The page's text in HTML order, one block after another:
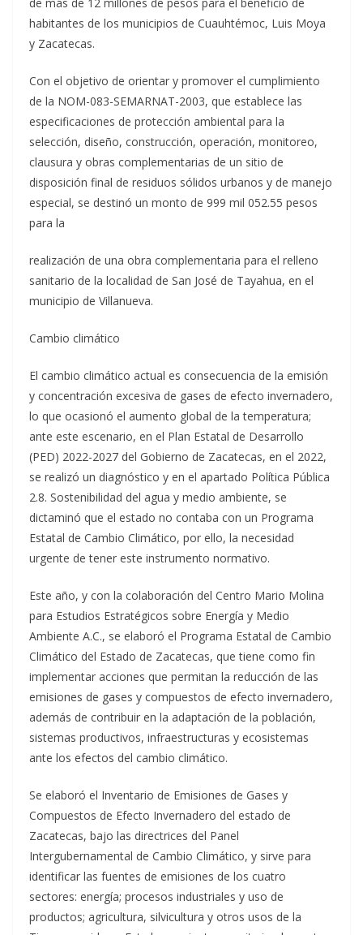
de más de 12 millones de pesos para el beneficio de
habitantes de los municipios de Cuauhtémoc, Luis Moya
y Zacatecas.
Con el objetivo de orientar y promover el cumplimiento
de la NOM-083-SEMARNAT-2003, que establece las
especificaciones de protección ambiental para la
selección, diseño, construcción, operación, monitoreo,
clausura y obras complementarias de un sitio de
disposición final de residuos sólidos urbanos y de manejo
especial, se destinó un monto de 999 mil 052.55 pesos
para la
realización de una obra complementaria para el relleno
sanitario de la localidad de San José de Tayahua, en el
municipio de Villanueva.
Cambio climático
El cambio climático actual es consecuencia de la emisión
y concentración excesiva de gases de efecto invernadero,
lo que ocasionó el aumento global de la temperatura;
ante este escenario, en el Plan Estatal de Desarrollo
(PED) 2022-2027 del Gobierno de Zacatecas, en el 2022,
se realizó un diagnóstico y en el apartado Política Pública
2.8. Sostenibilidad del agua y medio ambiente, se
dictaminó que el estado no contaba con un Programa
Estatal de Cambio Climático, por ello, la necesidad
urgente de tener este instrumento normativo.
Este año, y con la colaboración del Centro Mario Molina
para Estudios Estratégicos sobre Energía y Medio
Ambiente A.C., se elaboró el Programa Estatal de Cambio
Climático del Estado de Zacatecas, que tiene como fin
implementar acciones que permitan la reducción de las
emisiones de gases y compuestos de efecto invernadero,
además de contribuir en la adaptación de la población,
sistemas productivos, infraestructuras y ecosistemas
ante los efectos del cambio climático.
Se elaboró el Inventario de Emisiones de Gases y
Compuestos de Efecto Invernadero del estado de
Zacatecas, bajo las directrices del Panel
Intergubernamental de Cambio Climático, y sirve para
identificar las fuentes de emisiones de los cuatro
sectores: energía; procesos industriales y uso de
productos; agricultura, silvicultura y otros usos de la